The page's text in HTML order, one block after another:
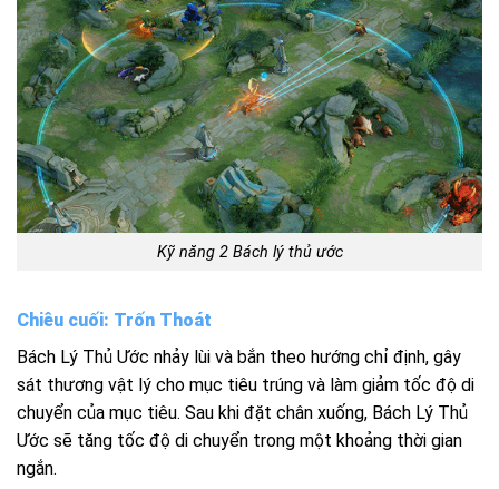
Kỹ năng 2 Bách lý thủ ước
Chiêu cuối: Trốn Thoát
Bách Lý Thủ Ước nhảy lùi và bắn theo hướng chỉ định, gây
sát thương vật lý cho mục tiêu trúng và làm giảm tốc độ di
chuyển của mục tiêu. Sau khi đặt chân xuống, Bách Lý Thủ
Ước sẽ tăng tốc độ di chuyển trong một khoảng thời gian
ngắn.